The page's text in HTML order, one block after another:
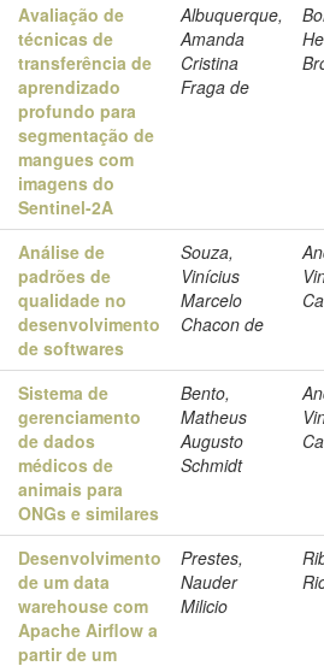
Avaliação de
técnicas de
transferência de
aprendizado
profundo para
segmentação de
mangues com
imagens do
Sentinel-2A
Albuquerque,
Amanda
Cristina
Fraga de
Análise de
padrões de
qualidade no
desenvolvimento
de softwares
Souza,
Vinícius
Marcelo
Chacon de
Sistema de
gerenciamento
de dados
médicos de
animais para
ONGs e similares
Bento,
Matheus
Augusto
Schmidt
Desenvolvimento
de um data
warehouse com
Apache Airflow a
partir de um
Prestes,
Nauder
Milicio